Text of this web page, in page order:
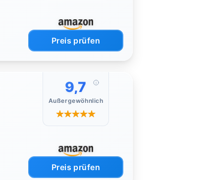
Preis prüfen
9,7
Außergewöhnlich
Preis prüfen